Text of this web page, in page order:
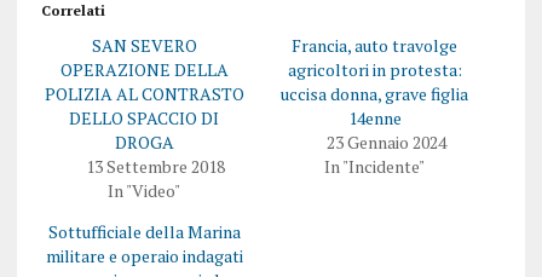
Correlati
SAN SEVERO
OPERAZIONE DELLA
POLIZIA AL CONTRASTO
DELLO SPACCIO DI
DROGA
13 Settembre 2018
In "Video"
Francia, auto travolge
agricoltori in protesta:
uccisa donna, grave figlia
14enne
23 Gennaio 2024
In "Incidente"
Sottufficiale della Marina
militare e operaio indagati